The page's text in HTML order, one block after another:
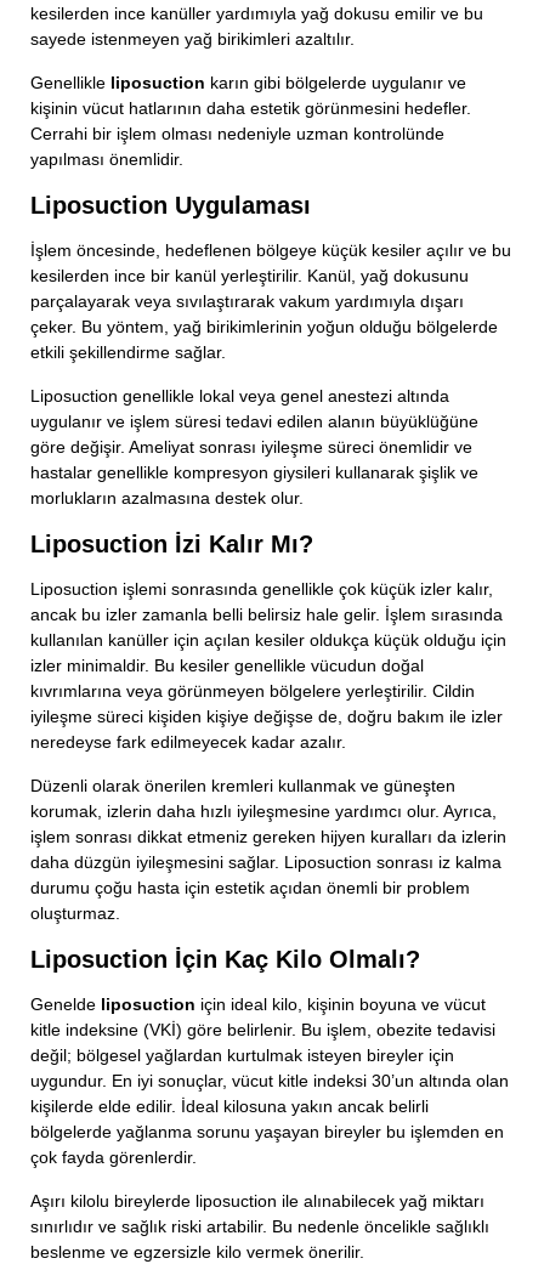
kesilerden ince kanüller yardımıyla yağ dokusu emilir ve bu
sayede istenmeyen yağ birikimleri azaltılır.
Genellikle liposuction karın gibi bölgelerde uygulanır ve
kişinin vücut hatlarının daha estetik görünmesini hedefler.
Cerrahi bir işlem olması nedeniyle uzman kontrolünde
yapılması önemlidir.
Liposuction Uygulaması
İşlem öncesinde, hedeflenen bölgeye küçük kesiler açılır ve bu
kesilerden ince bir kanül yerleştirilir. Kanül, yağ dokusunu
parçalayarak veya sıvılaştırarak vakum yardımıyla dışarı
çeker. Bu yöntem, yağ birikimlerinin yoğun olduğu bölgelerde
etkili şekillendirme sağlar.
Liposuction genellikle lokal veya genel anestezi altında
uygulanır ve işlem süresi tedavi edilen alanın büyüklüğüne
göre değişir. Ameliyat sonrası iyileşme süreci önemlidir ve
hastalar genellikle kompresyon giysileri kullanarak şişlik ve
morlukların azalmasına destek olur.
Liposuction İzi Kalır Mı?
Liposuction işlemi sonrasında genellikle çok küçük izler kalır,
ancak bu izler zamanla belli belirsiz hale gelir. İşlem sırasında
kullanılan kanüller için açılan kesiler oldukça küçük olduğu için
izler minimaldir. Bu kesiler genellikle vücudun doğal
kıvrımlarına veya görünmeyen bölgelere yerleştirilir. Cildin
iyileşme süreci kişiden kişiye değişse de, doğru bakım ile izler
neredeyse fark edilmeyecek kadar azalır.
Düzenli olarak önerilen kremleri kullanmak ve güneşten
korumak, izlerin daha hızlı iyileşmesine yardımcı olur. Ayrıca,
işlem sonrası dikkat etmeniz gereken hijyen kuralları da izlerin
daha düzgün iyileşmesini sağlar. Liposuction sonrası iz kalma
durumu çoğu hasta için estetik açıdan önemli bir problem
oluşturmaz.
Liposuction İçin Kaç Kilo Olmalı?
Genelde liposuction için ideal kilo, kişinin boyuna ve vücut
kitle indeksine (VKİ) göre belirlenir. Bu işlem, obezite tedavisi
değil; bölgesel yağlardan kurtulmak isteyen bireyler için
uygundur. En iyi sonuçlar, vücut kitle indeksi 30’un altında olan
kişilerde elde edilir. İdeal kilosuna yakın ancak belirli
bölgelerde yağlanma sorunu yaşayan bireyler bu işlemden en
çok fayda görenlerdir.
Aşırı kilolu bireylerde liposuction ile alınabilecek yağ miktarı
sınırlıdır ve sağlık riski artabilir. Bu nedenle öncelikle sağlıklı
beslenme ve egzersizle kilo vermek önerilir.